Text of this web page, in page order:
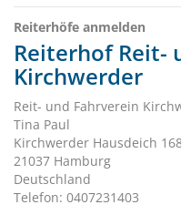
Reiterhöfe anmelden
Reiterhof Reit-
Kirchwerder
Reit- und Fahrverein
Tina Paul
Kirchwerder Hausdeich
21037 Hamburg
Deutschland
Telefon: 0407231403